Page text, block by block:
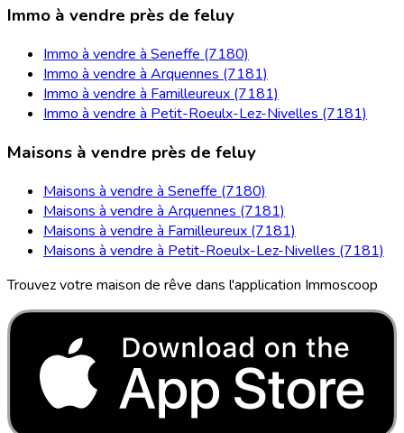
Immo à vendre près de feluy
Immo à vendre à Seneffe (7180)
Immo à vendre à Arquennes (7181)
Immo à vendre à Familleureux (7181)
Immo à vendre à Petit-Roeulx-Lez-Nivelles (7181)
Maisons à vendre près de feluy
Maisons à vendre à Seneffe (7180)
Maisons à vendre à Arquennes (7181)
Maisons à vendre à Familleureux (7181)
Maisons à vendre à Petit-Roeulx-Lez-Nivelles (7181)
Trouvez votre maison de rêve dans l'application Immoscoop